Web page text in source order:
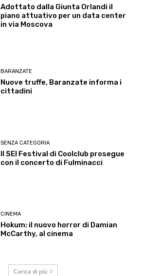
Adottato dalla Giunta Orlandi il
piano attuativo per un data center
in via Moscova
BARANZATE
Nuove truffe, Baranzate informa i
cittadini
SENZA CATEGORIA
Il SEI Festival di Coolclub prosegue
con il concerto di Fulminacci
CINEMA
Hokum: il nuovo horror di Damian
McCarthy, al cinema
Carica di più